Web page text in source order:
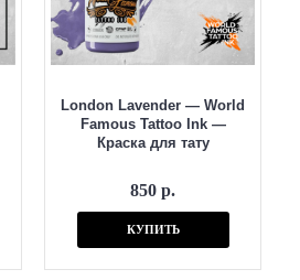
London Lavender — World
Famous Tattoo Ink —
Краска для тату
850 р.
КУПИТЬ